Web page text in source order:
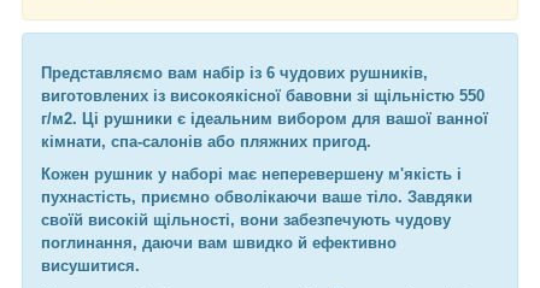
Представляємо вам набір із 6 чудових рушників,
виготовлених із високоякісної бавовни зі щільністю 550
г/м2. Ці рушники є ідеальним вибором для вашої ванної
кімнати, спа-салонів або пляжних пригод.
Кожен рушник у наборі має неперевершену м'якість і
пухнастість, приємно обволікаючи ваше тіло. Завдяки
своїй високій щільності, вони забезпечують чудову
поглинання, даючи вам швидко й ефективно
висушитися.